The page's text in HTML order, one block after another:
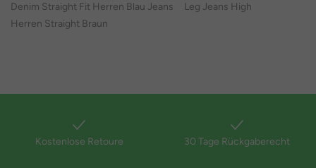
Denim Straight Fit Herren Blau Jeans
Leg Jeans High
Herren Straight Braun
Kostenlose Retoure 30 Tage Rückgaberecht